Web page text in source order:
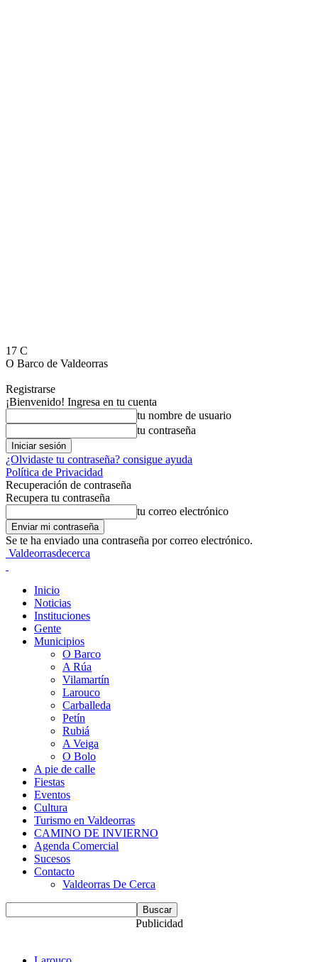
17 C
O Barco de Valdeorras
Registrarse
¡Bienvenido! Ingresa en tu cuenta
tu nombre de usuario
tu contraseña
¿Olvidaste tu contraseña? consigue ayuda
Política de Privacidad
Recuperación de contraseña
Recupera tu contraseña
tu correo electrónico
Se te ha enviado una contraseña por correo electrónico.
Valdeorrasdecerca
Inicio
Noticias
Instituciones
Gente
Municipios
O Barco
A Rúa
Vilamartín
Larouco
Carballeda
Petín
Rubiá
A Veiga
O Bolo
A pie de calle
Fiestas
Eventos
Cultura
Turismo en Valdeorras
CAMINO DE INVIERNO
Agenda Comercial
Sucesos
Contacto
Valdeorras De Cerca
Publicidad